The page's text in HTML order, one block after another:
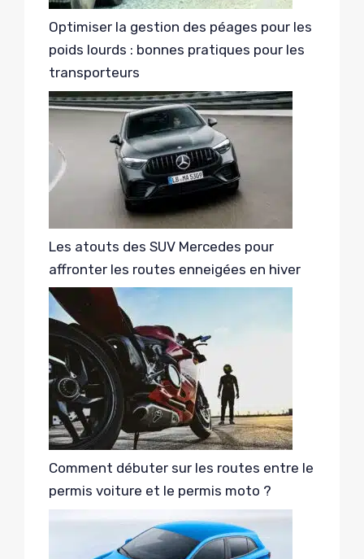
Optimiser la gestion des péages pour les
poids lourds : bonnes pratiques pour les
transporteurs
Les atouts des SUV Mercedes pour
affronter les routes enneigées en hiver
Comment débuter sur les routes entre le
permis voiture et le permis moto ?